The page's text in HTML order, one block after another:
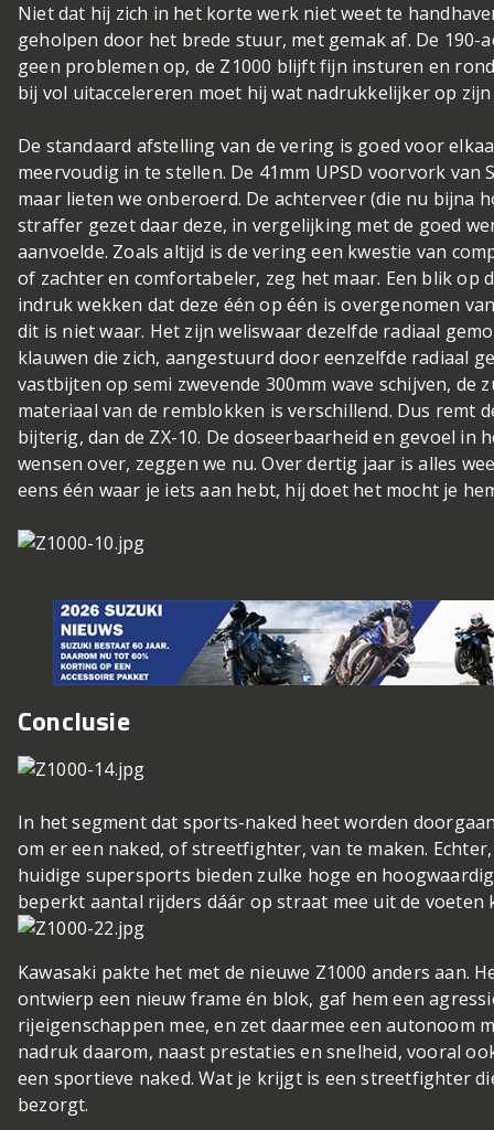
Niet dat hij zich in het korte werk niet weet te
geholpen door het brede stuur, met gemak af. De 190-
geen problemen op, de Z1000 blijft fijn insturen en
bij vol uitaccelereren moet hij wat nadrukkelijker op
De standaard afstelling van de vering is goed voor
meervoudig in te stellen. De 41mm UPSD voorvork van
maar lieten we onberoerd. De achterveer (die nu bijna
straffer gezet daar deze, in vergelijking met de goed
aanvoelde. Zoals altijd is de vering een kwestie van
of zachter en comfortabeler, zeg het maar. Een blik op
indruk wekken dat deze één op één is overgenomen
dit is niet waar. Het zijn weliswaar dezelfde radiaal
klauwen die zich, aangestuurd door eenzelfde radiaal
vastbijten op semi zwevende 300mm wave schijven, de
materiaal van de remblokken is verschillend. Dus remt
bijterig, dan de ZX-10. De doseerbaarheid en gevoel in
wensen over, zeggen we nu. Over dertig jaar is alles
eens één waar je iets aan hebt, hij doet het mocht je
Conclusie
In het segment dat sports-naked heet worden
om er een naked, of streetfighter, van te maken.
huidige supersports bieden zulke hoge en
beperkt aantal rijders dáár op straat mee uit de voeten
Kawasaki pakte het met de nieuwe Z1000 anders aan.
ontwierp een nieuw frame én blok, gaf hem een
rijeigenschappen mee, en zet daarmee een autonoom
nadruk daarom, naast prestaties en snelheid, vooral
een sportieve naked. Wat je krijgt is een streetfighter
bezorgt.